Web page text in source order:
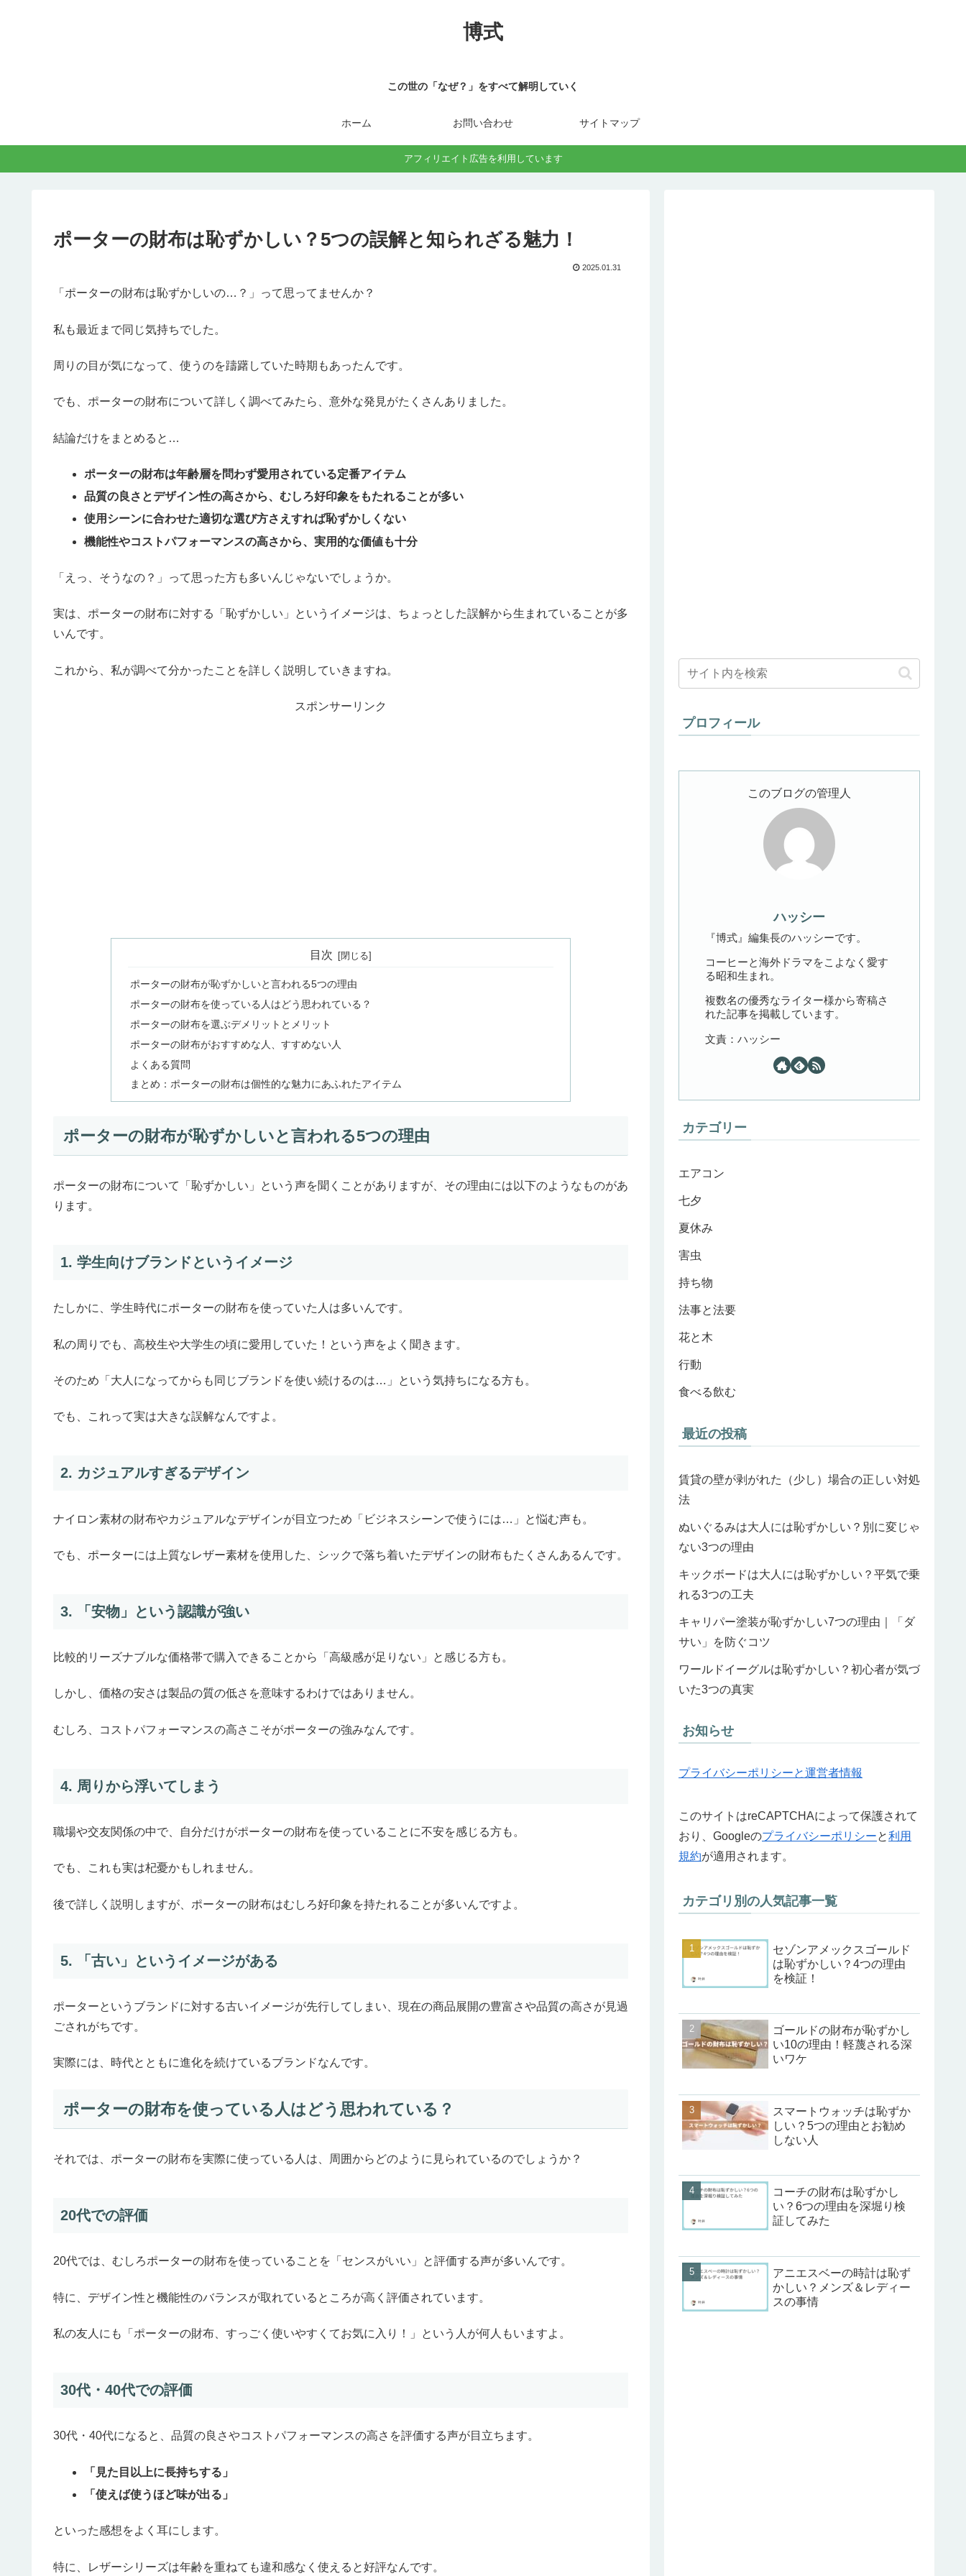
博式
この世の「なぜ？」をすべて解明していく
ホーム お問い合わせ サイトマップ
アフィリエイト広告を利用しています
ポーターの財布は恥ずかしい？5つの誤解と知られざる魅力！
2025.01.31
「ポーターの財布は恥ずかしいの…？」って思ってませんか？
私も最近まで同じ気持ちでした。
周りの目が気になって、使うのを躊躇していた時期もあったんです。
でも、ポーターの財布について詳しく調べてみたら、意外な発見がたくさんありました。
結論だけをまとめると…
ポーターの財布は年齢層を問わず愛用されている定番アイテム
品質の良さとデザイン性の高さから、むしろ好印象をもたれることが多い
使用シーンに合わせた適切な選び方さえすれば恥ずかしくない
機能性やコストパフォーマンスの高さから、実用的な価値も十分
「えっ、そうなの？」って思った方も多いんじゃないでしょうか。
実は、ポーターの財布に対する「恥ずかしい」というイメージは、ちょっとした誤解から生まれていることが多
いんです。
これから、私が調べて分かったことを詳しく説明していきますね。
スポンサーリンク
目次
ポーターの財布が恥ずかしいと言われる5つの理由
ポーターの財布を使っている人はどう思われている？
ポーターの財布を選ぶデメリットとメリット
ポーターの財布がおすすめな人、すすめない人
よくある質問
まとめ：ポーターの財布は個性的な魅力にあふれたアイテム
ポーターの財布が恥ずかしいと言われる5つの理由
ポーターの財布について「恥ずかしい」という声を聞くことがありますが、その理由には以下のようなものがあ
ります。
1. 学生向けブランドというイメージ
たしかに、学生時代にポーターの財布を使っていた人は多いんです。
私の周りでも、高校生や大学生の頃に愛用していた！という声をよく聞きます。
そのため「大人になってからも同じブランドを使い続けるのは…」という気持ちになる方も。
でも、これって実は大きな誤解なんですよ。
2. カジュアルすぎるデザイン
ナイロン素材の財布やカジュアルなデザインが目立つため「ビジネスシーンで使うには…」と悩む声も。
でも、ポーターには上質なレザー素材を使用した、シックで落ち着いたデザインの財布もたくさんあるんです。
3. 「安物」という認識が強い
比較的リーズナブルな価格帯で購入できることから「高級感が足りない」と感じる方も。
しかし、価格の安さは製品の質の低さを意味するわけではありません。
むしろ、コストパフォーマンスの高さこそがポーターの強みなんです。
4. 周りから浮いてしまう
職場や交友関係の中で、自分だけがポーターの財布を使っていることに不安を感じる方も。
でも、これも実は杞憂かもしれません。
後で詳しく説明しますが、ポーターの財布はむしろ好印象を持たれることが多いんですよ。
5. 「古い」というイメージがある
ポーターというブランドに対する古いイメージが先行してしまい、現在の商品展開の豊富さや品質の高さが見過
ごされがちです。
実際には、時代とともに進化を続けているブランドなんです。
ポーターの財布を使っている人はどう思われている？
それでは、ポーターの財布を実際に使っている人は、周囲からどのように見られているのでしょうか？
20代での評価
20代では、むしろポーターの財布を使っていることを「センスがいい」と評価する声が多いんです。
特に、デザイン性と機能性のバランスが取れているところが高く評価されています。
私の友人にも「ポーターの財布、すっごく使いやすくてお気に入り！」という人が何人もいますよ。
30代・40代での評価
30代・40代になると、品質の良さやコストパフォーマンスの高さを評価する声が目立ちます。
「見た目以上に長持ちする」
「使えば使うほど味が出る」
といった感想をよく耳にします。
特に、レザーシリーズは年齢を重ねても違和感なく使えると好評なんです。
プロフィール
このブログの管理人
ハッシー
『博式』編集長のハッシーです。
コーヒーと海外ドラマをこよなく愛す
る昭和生まれ。
複数名の優秀なライター様から寄稿さ
れた記事を掲載しています。
文責：ハッシー
カテゴリー
エアコン
七夕
夏休み
害虫
持ち物
法事と法要
花と木
行動
食べる飲む
最近の投稿
賃貸の壁が剥がれた（少し）場合の正しい対処
法
ぬいぐるみは大人には恥ずかしい？別に変じゃ
ない3つの理由
キックボードは大人には恥ずかしい？平気で乗
れる3つの工夫
キャリパー塗装が恥ずかしい7つの理由｜「ダ
サい」を防ぐコツ
ワールドイーグルは恥ずかしい？初心者が気づ
いた3つの真実
お知らせ
プライバシーポリシーと運営者情報
このサイトはreCAPTCHAによって保護されて
おり、Googleのプライバシーポリシーと利用
規約が適用されます。
カテゴリ別の人気記事一覧
セゾンアメックスゴールド
は恥ずかしい？4つの理由
を検証！
ゴールドの財布が恥ずかし
い10の理由！軽蔑される深
いワケ
スマートウォッチは恥ずか
しい？5つの理由とお勧め
しない人
コーチの財布は恥ずかし
い？6つの理由を深堀り検
証してみた
アニエスベーの時計は恥ず
かしい？メンズ＆レディー
スの事情